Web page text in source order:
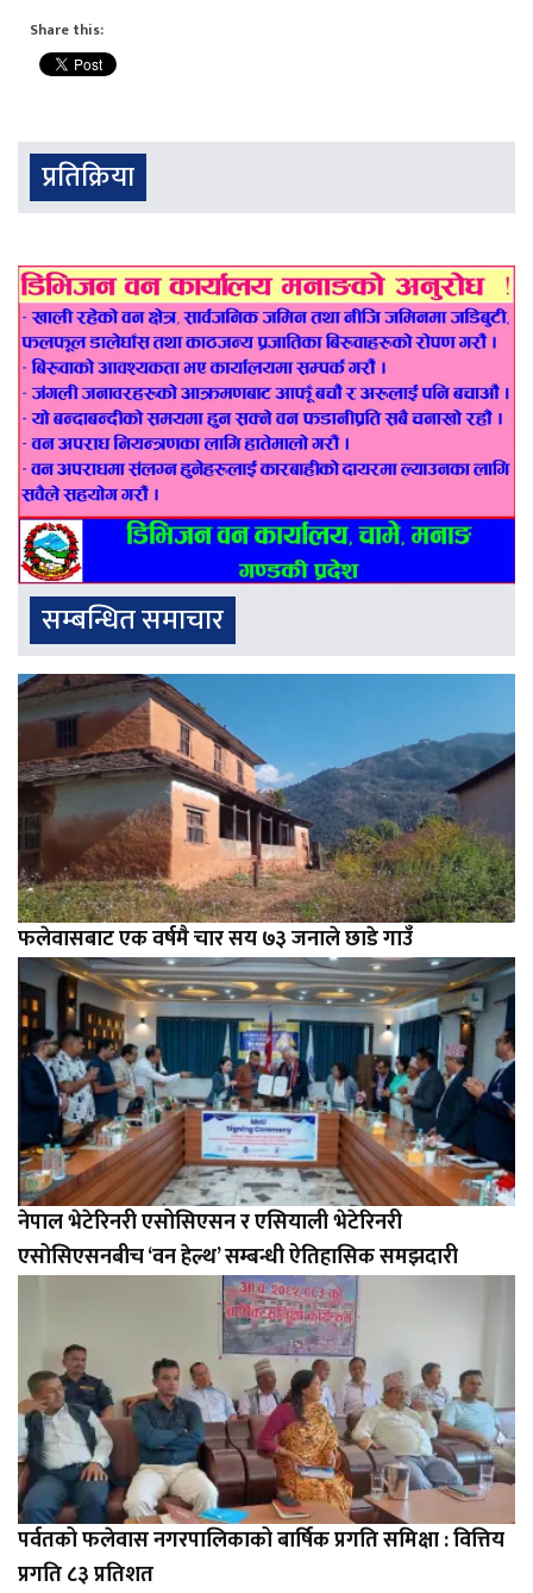
Share this:
प्रतिक्रिया
सम्बन्धित समाचार
फलेवासबाट एक वर्षमै चार सय ७३ जनाले छाडे गाउँ
नेपाल भेटेरिनरी एसोसिएसन र एसियाली भेटेरिनरी
एसोसिएसनबीच ‘वन हेल्थ’ सम्बन्धी ऐतिहासिक समझदारी
पर्वतको फलेवास नगरपालिकाको बार्षिक प्रगति समिक्षा : वित्तिय
प्रगति ८३ प्रतिशत